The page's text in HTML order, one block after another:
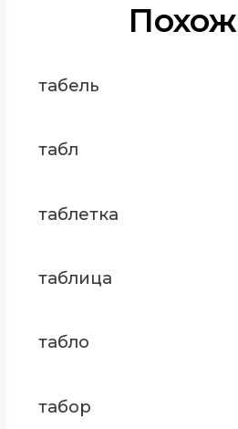
табель
табл
таблетка
таблица
табло
табор